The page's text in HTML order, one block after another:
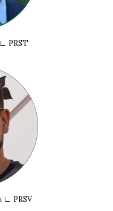
∟ PRST
∟ PRSV